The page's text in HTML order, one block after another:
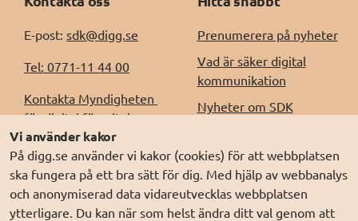
Vi använder kakor
På digg.se använder vi kakor (cookies) för att webbplatsen
ska fungera på ett bra sätt för dig. Med hjälp av webbanalys
och anonymiserad data vidareutvecklas webbplatsen
ytterligare. Du kan när som helst ändra ditt val genom att
E-post: sdk@digg.se
Tel: 0771-11 44 00
Kontakta Myndigheten
för digital förvaltning,
Digg
Kontakt för support,
incident- och felhantering
Prenumerera på nyheter
Vad är säker digital
kommunikation
Nyheter om SDK
Releaseinformation
Behandling av
personuppgifter (digg.se)